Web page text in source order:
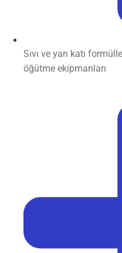
Sıvı ve yarı katı
öğütme ekipmanları